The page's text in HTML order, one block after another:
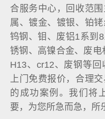
合服务中心，回收范
属、镀金、镀银、铂铑
钨钢、钼、废铝1系到
锈钢、高镍合金、废电
H13、cr12、废钢等
上门免费报价，合理
的成功案例。我们将
要，为您所急而急，所